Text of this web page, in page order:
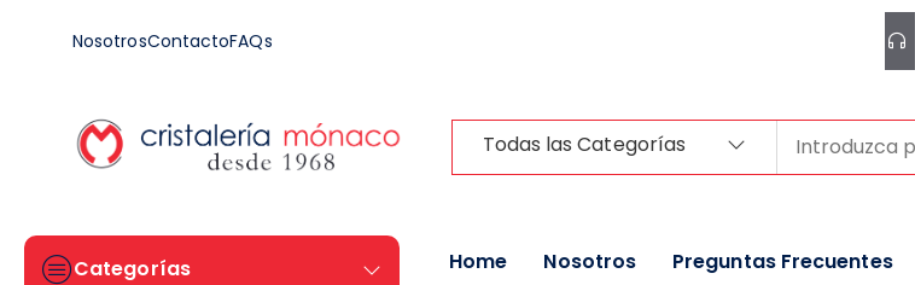
NosotrosContactoFAQs
Todas las Categorías
Categorías Home Nosotros Preguntas Frecuentes